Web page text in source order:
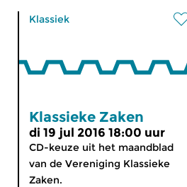
Klassiek
Klassieke Zaken
di 19 jul 2016 18:00 uur
CD-keuze uit het maandblad
van de Vereniging Klassieke
Zaken.